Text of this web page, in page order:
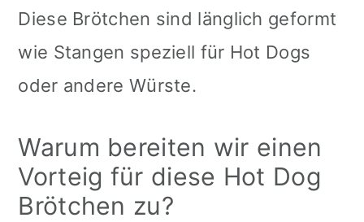
Diese Brötchen sind länglich geformt
wie Stangen speziell für Hot Dogs
oder andere Würste.
Warum bereiten wir einen
Vorteig für diese Hot Dog
Brötchen zu?